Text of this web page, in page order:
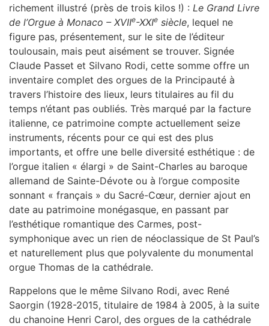
richement illustré (près de trois kilos !) : Le Grand Livre
de l’Orgue à Monaco – XVIIe-XXIe siècle, lequel ne
figure pas, présentement, sur le site de l’éditeur
toulousain, mais peut aisément se trouver. Signée
Claude Passet et Silvano Rodi, cette somme offre un
inventaire complet des orgues de la Principauté à
travers l’histoire des lieux, leurs titulaires au fil du
temps n’étant pas oubliés. Très marqué par la facture
italienne, ce patrimoine compte actuellement seize
instruments, récents pour ce qui est des plus
importants, et offre une belle diversité esthétique : de
l’orgue italien « élargi » de Saint-Charles au baroque
allemand de Sainte-Dévote ou à l’orgue composite
sonnant « français » du Sacré-Cœur, dernier ajout en
date au patrimoine monégasque, en passant par
l’esthétique romantique des Carmes, post-
symphonique avec un rien de néoclassique de St Paul’s
et naturellement plus que polyvalente du monumental
orgue Thomas de la cathédrale.
Rappelons que le même Silvano Rodi, avec René
Saorgin (1928-2015, titulaire de 1984 à 2005, à la suite
du chanoine Henri Carol, des orgues de la cathédrale